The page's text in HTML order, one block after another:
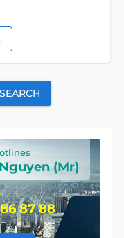
SEARCH
(Mr)
87 88